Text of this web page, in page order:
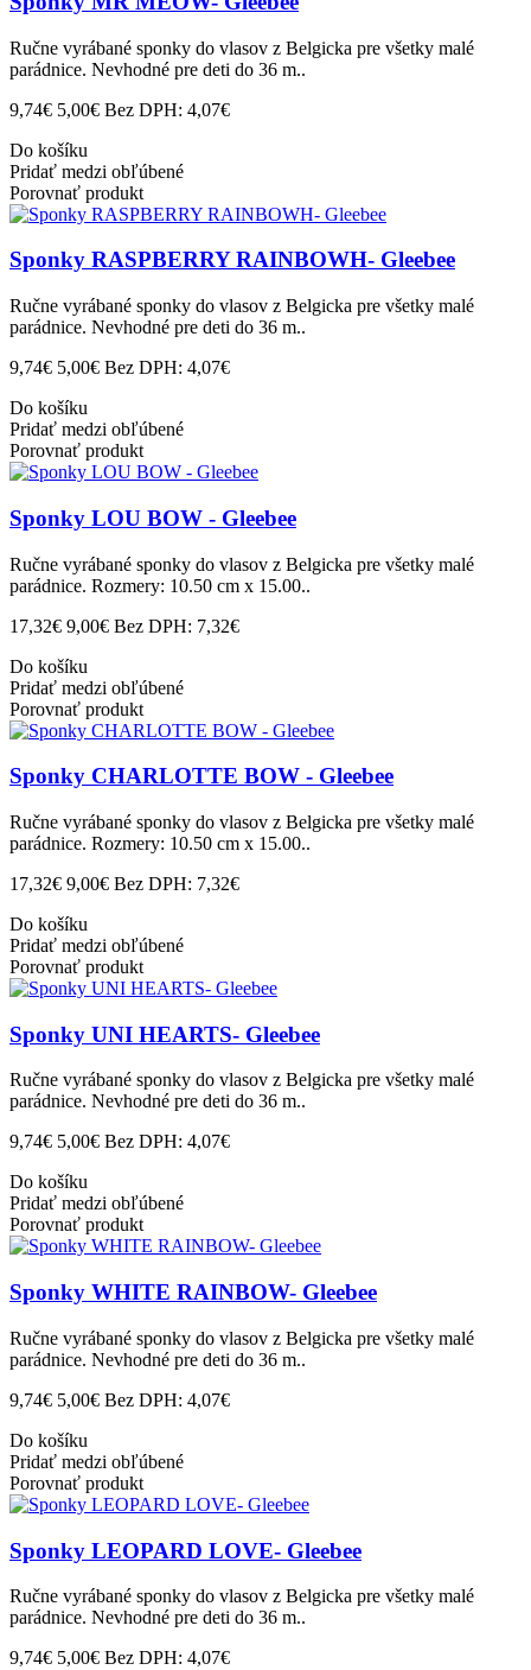
Ručne vyrábané sponky do vlasov z Belgicka pre všetky malé
parádnice. Nevhodné pre deti do 36 m..
9,74€ 5,00€ Bez DPH: 4,07€
Do košíku
Pridať medzi obľúbené
Porovnať produkt
Sponky RASPBERRY RAINBOWH- Gleebee
Ručne vyrábané sponky do vlasov z Belgicka pre všetky malé
parádnice. Nevhodné pre deti do 36 m..
9,74€ 5,00€ Bez DPH: 4,07€
Do košíku
Pridať medzi obľúbené
Porovnať produkt
Sponky LOU BOW - Gleebee
Ručne vyrábané sponky do vlasov z Belgicka pre všetky malé
parádnice. Rozmery: 10.50 cm x 15.00..
17,32€ 9,00€ Bez DPH: 7,32€
Do košíku
Pridať medzi obľúbené
Porovnať produkt
Sponky CHARLOTTE BOW - Gleebee
Ručne vyrábané sponky do vlasov z Belgicka pre všetky malé
parádnice. Rozmery: 10.50 cm x 15.00..
17,32€ 9,00€ Bez DPH: 7,32€
Do košíku
Pridať medzi obľúbené
Porovnať produkt
Sponky UNI HEARTS- Gleebee
Ručne vyrábané sponky do vlasov z Belgicka pre všetky malé
parádnice. Nevhodné pre deti do 36 m..
9,74€ 5,00€ Bez DPH: 4,07€
Do košíku
Pridať medzi obľúbené
Porovnať produkt
Sponky WHITE RAINBOW- Gleebee
Ručne vyrábané sponky do vlasov z Belgicka pre všetky malé
parádnice. Nevhodné pre deti do 36 m..
9,74€ 5,00€ Bez DPH: 4,07€
Do košíku
Pridať medzi obľúbené
Porovnať produkt
Sponky LEOPARD LOVE- Gleebee
Ručne vyrábané sponky do vlasov z Belgicka pre všetky malé
parádnice. Nevhodné pre deti do 36 m..
9,74€ 5,00€ Bez DPH: 4,07€